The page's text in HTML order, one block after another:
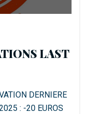
LAST
DERNIERE
: -20 EUROS